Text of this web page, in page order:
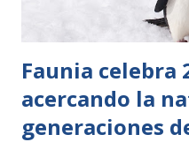
Faunia celebra
acercando la
generaciones